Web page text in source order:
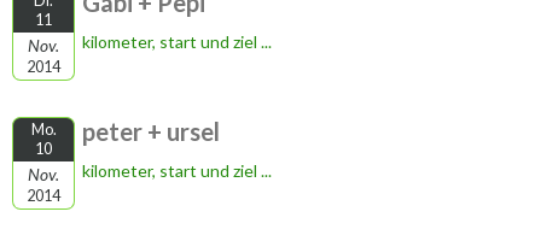
11
Nov.
2014
kilometer, start und ziel ...
Mo.
10
Nov.
2014
peter + ursel
kilometer, start und ziel ...